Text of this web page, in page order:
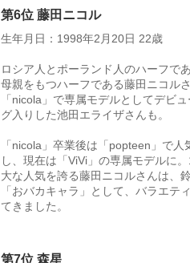
第6位 藤田ニコル
生年月日：1998年2月20日 22歳
ロシア人とポーランド人のハーフで
母親をもつハーフである藤田ニコル
「nicola」で専属モデルとしてデビ
グ入りした池田エライザさんも。
「nicola」卒業後は「popteen」で人
し、現在は「ViVi」の専属モデルに
大な人気を誇る藤田ニコルさんは、
「おバカキャラ」として、バラエテ
てきました。
第7位 森星